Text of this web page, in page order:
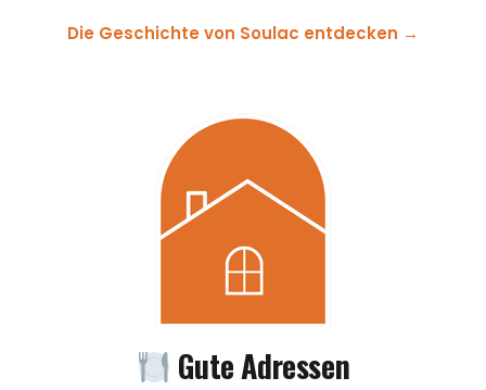
Die Geschichte von Soulac entdecken →
Gute Adressen